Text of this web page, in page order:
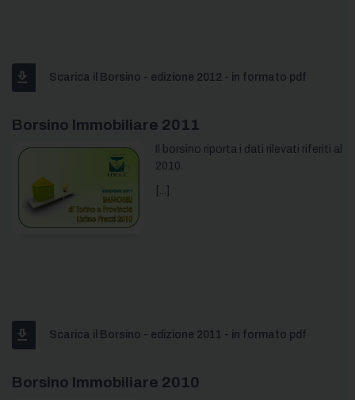
Scarica il Borsino - edizione 2012 - in formato pdf
Borsino Immobiliare 2011
Il borsino riporta i dati rilevati riferiti al
2010.
[...]
Scarica il Borsino - edizione 2011 - in formato pdf
Borsino Immobiliare 2010